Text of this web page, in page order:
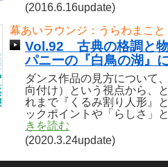
(2016.6.16update)
幕あいラウンジ：うらわまこと
Vol.92 古典の格調と
パニーの『白鳥の湖』
ダンス作品の見方について
向付け）という視点から、
れまで『くるみ割り人形』
ックポイントや「らしさ」
きを読む
(2020.3.24update)